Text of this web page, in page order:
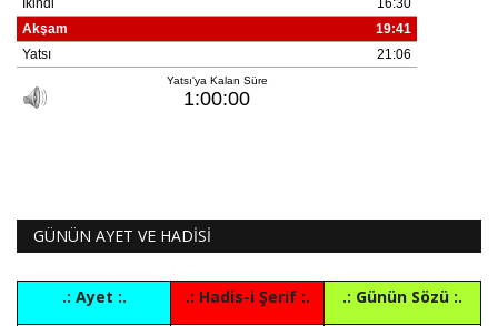
GÜNÜN AYET VE HADİSİ
.: Ayet :. .: Hadis-i Şerif :. .: Günün Sözü :.